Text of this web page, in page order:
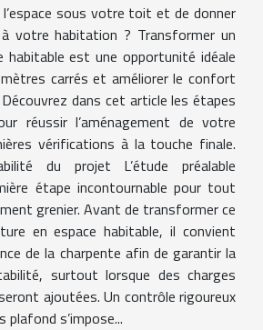
l’espace sous votre toit et de donner
votre habitation ? Transformer un
habitable est une opportunité idéale
carrés et améliorer le confort
dans cet article les étapes
réussir l’aménagement de votre
vérifications à la touche finale.
du projet L’étude préalable
étape incontournable pour tout
grenier. Avant de transformer ce
en espace habitable, il convient
de la charpente afin de garantir la
surtout lorsque des charges
ajoutées. Un contrôle rigoureux
plafond s’impose...